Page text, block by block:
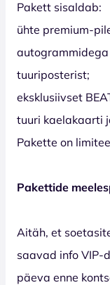
Pakett sisaldab:
ühte premium-
tuuriposterist;
eksklusiivset
tuuri kaelakaarti
Pakette on
Pakettide
Aitäh, et
saavad info VIP-
päeva enne